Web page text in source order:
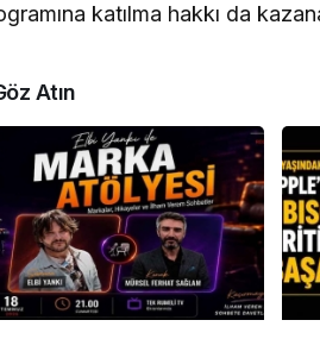
katılma hakkı da
Atın